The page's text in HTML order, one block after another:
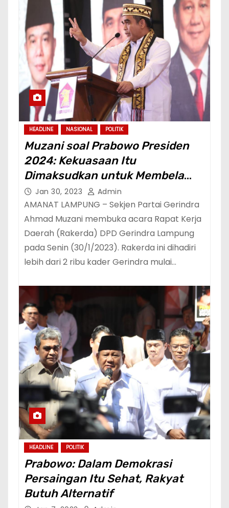
HEADLINE NASIONAL POLITIK
Muzani soal Prabowo Presiden
2024: Kekuasaan Itu
Dimaksudkan untuk Membela
Rakyat Kecil dan Terpinggirkan
Jan 30, 2023 Admin
AMANAT LAMPUNG – Sekjen Partai Gerindra
Ahmad Muzani membuka acara Rapat Kerja
Daerah (Rakerda) DPD Gerindra Lampung
pada Senin (30/1/2023). Rakerda ini dihadiri
lebih dari 2 ribu kader Gerindra mulai…
HEADLINE POLITIK
Prabowo: Dalam Demokrasi
Persaingan Itu Sehat, Rakyat
Butuh Alternatif